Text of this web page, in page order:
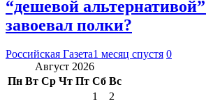
“дешевой
завоевал полки?
Российская Газета1 месяц спустя 0
Август 2026
Пн Вт Ср Чт Пт Сб Вс
1
2